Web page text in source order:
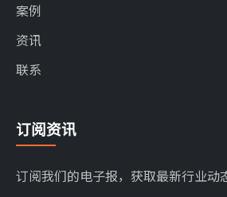
案例
资讯
联系
订阅资讯
订阅我们的电子报，获取最新行业动